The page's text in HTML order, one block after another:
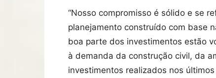
“Nosso compromisso é sólido e se
planejamento construído com base
boa parte dos investimentos estão
à demanda da construção civil, da
investimentos realizados nos